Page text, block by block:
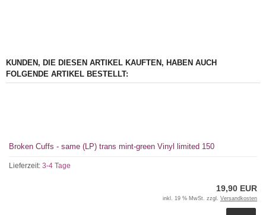
KUNDEN, DIE DIESEN ARTIKEL KAUFTEN, HABEN AUCH
FOLGENDE ARTIKEL BESTELLT:
Broken Cuffs - same (LP) trans mint-green Vinyl limited 150
Lieferzeit: 3-4 Tage
19,90 EUR
inkl. 19 % MwSt. zzgl. Versandkosten